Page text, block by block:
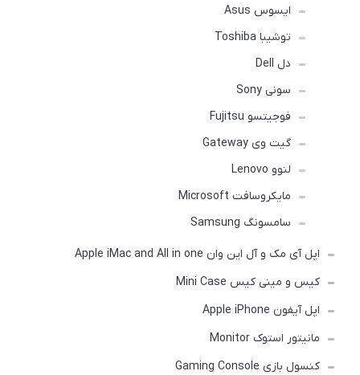
ایسوس Asus
توشیبا Toshiba
دل Dell
سونی Sony
فوجیتسو Fujitsu
گیت وی Gateway
لنوو Lenovo
مایکروسافت Microsoft
سامسونگ Samsung
اپل آی مک و آل این وان Apple iMac and All in one
کیس و مینی کیس Mini Case
اپل آیفون Apple iPhone
مانیتور استوک Monitor
کنسول بازی Gaming Console